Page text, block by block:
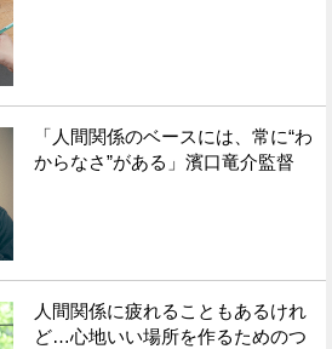
「人間関係のベースには、常に“わ
からなさ”がある」濱口竜介監督
人間関係に疲れることもあるけれ
ど…心地いい場所を作るためのつ